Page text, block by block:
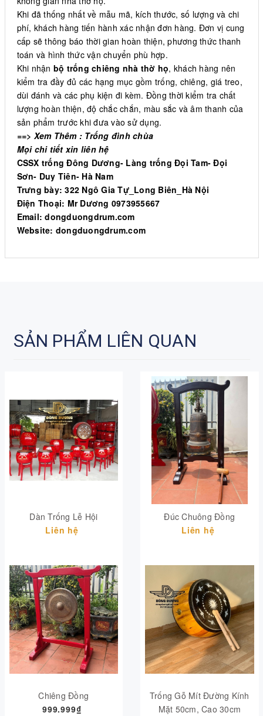
Khi đã thống nhất về mẫu mã, kích thước, số lượng và chi
phí, khách hàng tiến hành xác nhận đơn hàng. Đơn vị cung
cấp sẽ thông báo thời gian hoàn thiện, phương thức thanh
toán và hình thức vận chuyển phù hợp.
Khi nhận bộ trống chiêng nhà thờ họ, khách hàng nên
kiểm tra đầy đủ các hạng mục gồm trống, chiêng, giá treo,
dùi đánh và các phụ kiện đi kèm. Đồng thời kiểm tra chất
lượng hoàn thiện, độ chắc chắn, màu sắc và âm thanh của
sản phẩm trước khi đưa vào sử dụng.
==> Xem Thêm : Trống đình chùa
Mọi chi tiết xin liên hệ
CSSX trống Đông Dương- Làng trống Đọi Tam- Đọi
Sơn- Duy Tiên- Hà Nam
Trưng bày: 322 Ngô Gia Tự_Long Biên_Hà Nội
Điện Thoại: Mr Dương 0973955667
Email: dongduongdrum.com
Website: dongduongdrum.com
SẢN PHẨM LIÊN QUAN
Dàn Trống Lễ Hội
Liên hệ
Đúc Chuông Đồng
Liên hệ
Chiêng Đồng
999.999₫
Trống Gỗ Mít Đường Kính
Mặt 50cm, Cao 30cm